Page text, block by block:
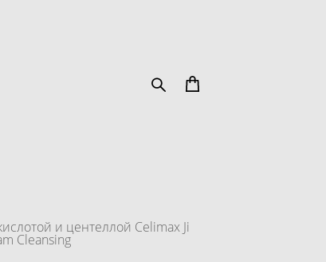
и центеллой Celimax Ji
Cleansing